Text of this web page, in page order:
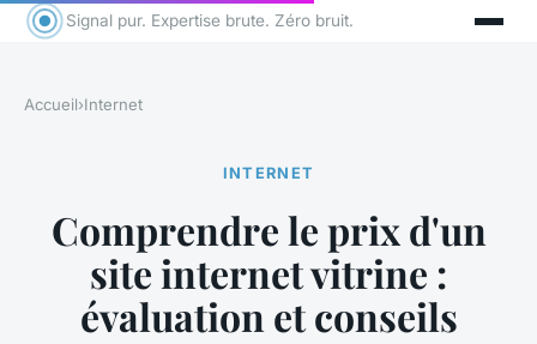
Signal pur. Expertise brute. Zéro bruit.
Accueil›Internet
INTERNET
Comprendre le prix d'un
site internet vitrine :
évaluation et conseils